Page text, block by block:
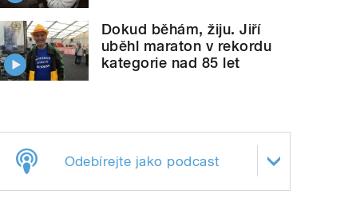
Dokud běhám, žiju. Jiří
uběhl maraton v rekordu
kategorie nad 85 let
Odebírejte jako podcast